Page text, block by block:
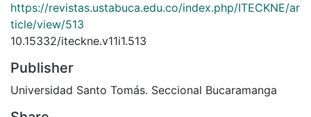
https://revistas.ustabuca.edu.co/index.php/ITECKNE/ar
ticle/view/513
10.15332/iteckne.v11i1.513
Publisher
Universidad Santo Tomás. Seccional Bucaramanga